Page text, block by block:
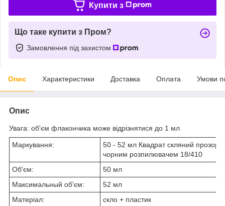
Купити з
Що таке купити з Пром?
Замовлення під захистом
Опис Характеристики Доставка Оплата Умови
Опис
Увага: об'єм флакончика може відрізнятися до 1 мл
Маркування:
50 - 52 мл Квадрат скляний
чорним розпилювачем 18/410
Об'єм:
50 мл
Максимальный об'єм:
52 мл
Матеріал:
скло + пластик